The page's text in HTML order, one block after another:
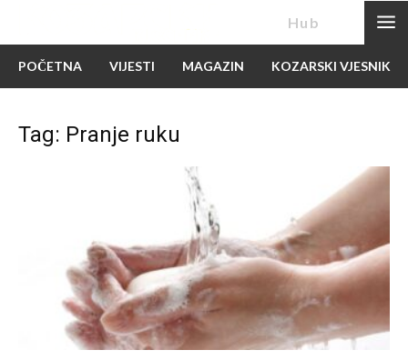
Hub
POČETNA VIJESTI MAGAZIN KOZARSKI VJESNIK
Tag: Pranje ruku